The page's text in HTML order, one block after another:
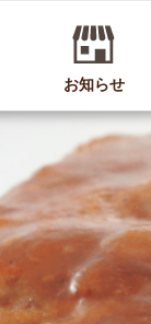
お知らせ